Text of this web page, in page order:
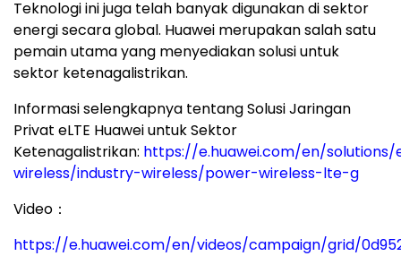
Teknologi ini juga telah banyak digunakan di sektor
energi secara global. Huawei merupakan salah satu
pemain utama yang menyediakan solusi untuk
sektor ketenagalistrikan.
Informasi selengkapnya tentang Solusi Jaringan
Privat eLTE Huawei untuk Sektor
Ketenagalistrikan: https://e.huawei.com/en/
wireless/industry-wireless/power-wireless-lte-g
Video：
https://e.huawei.com/en/videos/campaign/grid/